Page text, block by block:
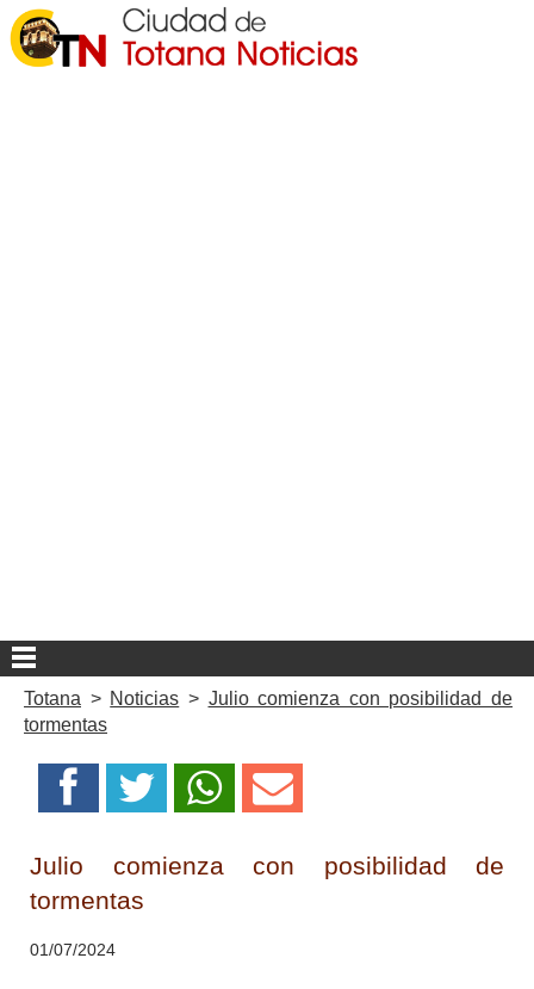
Totana > Noticias > Julio comienza con posibilidad de
tormentas
Julio comienza con posibilidad de
tormentas
01/07/2024